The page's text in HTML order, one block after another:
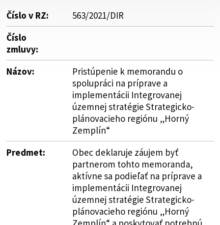
Číslo v RZ:
563/2021/DIR
Číslo
zmluvy:
Názov:
Pristúpenie k memorandu o
spolupráci na príprave a
implementácii Integrovanej
územnej stratégie Strategicko-
plánovacieho regiónu „Horný
Zemplín“
Predmet:
Obec deklaruje záujem byť
partnerom tohto memoranda,
aktívne sa podieľať na príprave a
implementácii Integrovanej
územnej stratégie Strategicko-
plánovacieho regiónu „Horný